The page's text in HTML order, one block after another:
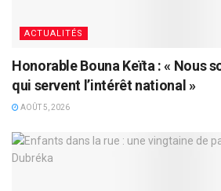
ACTUALITÉS
Honorable Bouna Keïta : « Nous
qui servent l’intérêt national »
AOÛT 5, 2026